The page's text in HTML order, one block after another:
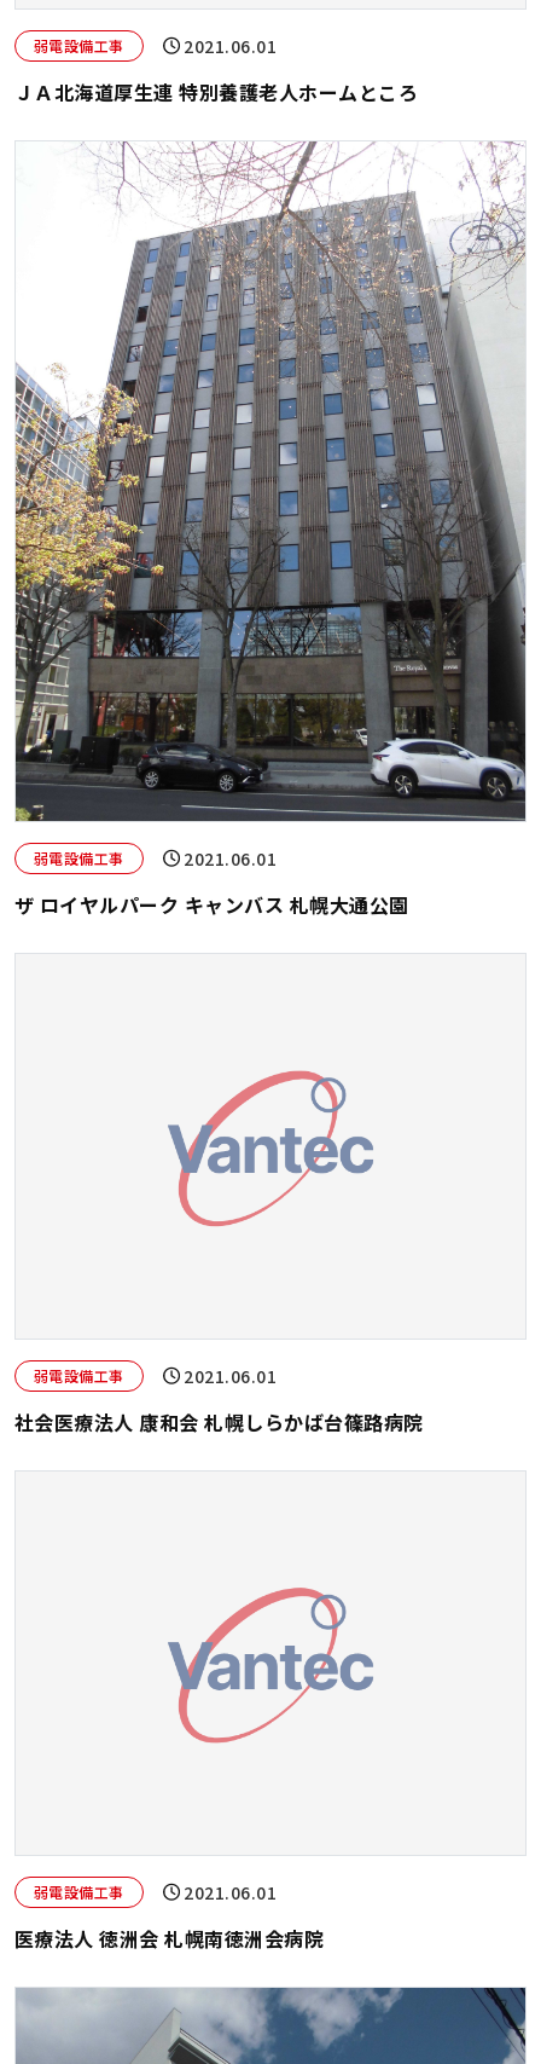
弱電設備工事 2021.06.01
ＪＡ北海道厚生連 特別養護老人ホームところ
弱電設備工事 2021.06.01
ザ ロイヤルパーク キャンバス 札幌大通公園
弱電設備工事 2021.06.01
社会医療法人 康和会 札幌しらかば台篠路病院
弱電設備工事 2021.06.01
医療法人 徳洲会 札幌南徳洲会病院